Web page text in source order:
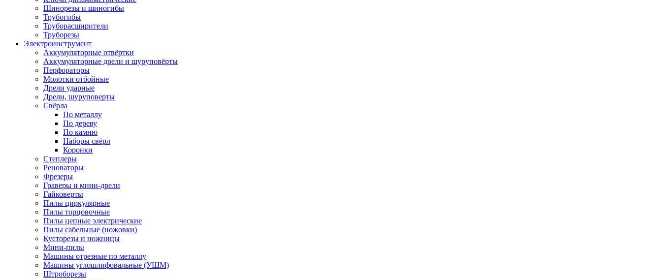
Шинорезы и шиногибы
Трубогибы
Труборасширители
Труборезы
Электроинструмент
Аккумуляторные отвёртки
Аккумуляторные дрели и шуруповёрты
Перфораторы
Молотки отбойные
Дрели ударные
Дрели, шуруповерты
Свёрла
По металлу
По дереву
По камню
Наборы свёрл
Коронки
Степлеры
Реноваторы
Фрезеры
Граверы и мини-дрели
Гайковерты
Пилы циркулярные
Пилы торцовочные
Пилы цепные электрические
Пилы сабельные (ножовки)
Кусторезы и ножницы
Мини-пилы
Машины отрезные по металлу
Машины углошлифовальные (УШМ)
Штроборезы